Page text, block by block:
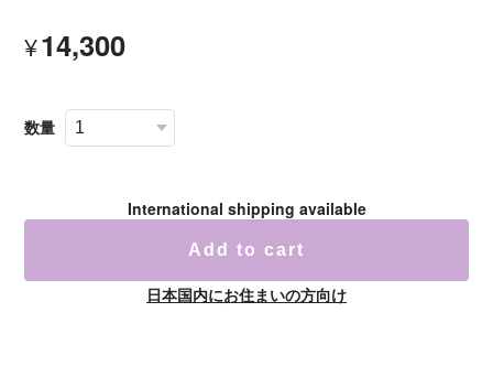
¥14,300
数量
International shipping available
Add to cart
日本国内にお住まいの方向け